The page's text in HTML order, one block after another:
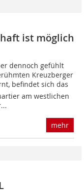
ist möglich
dennoch gefühlt
Kreuzberger
befindet sich das
am westlichen
mehr